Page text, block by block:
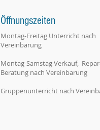
Öffnungszeiten
Montag-Freitag Unterricht nach
Vereinbarung
Montag-Samstag Verkauf,
Beratung nach Vereinbarung
Gruppenunterricht nach